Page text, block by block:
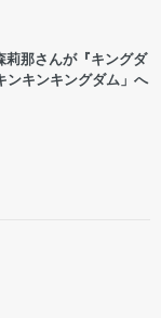
莉那さんが『キングダ
ンキンキングダム」へ